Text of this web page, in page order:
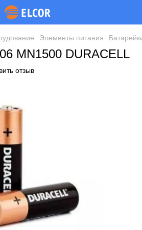
Элементы питания
MN1500 DURACELL
отзыв